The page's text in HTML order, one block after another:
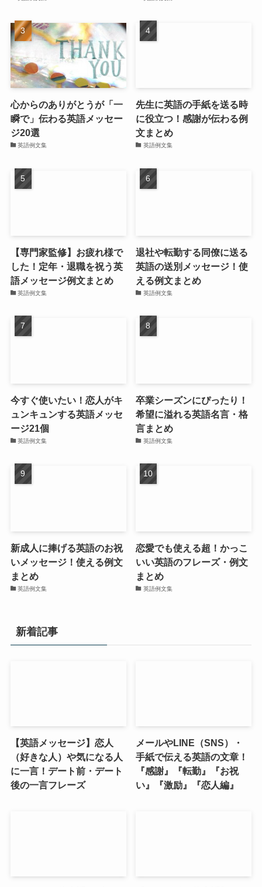
心からのありがとうが「一
瞬で」伝わる英語メッセー
ジ20選
英語例文集
先生に英語の手紙を送る時
に役立つ！感謝が伝わる例
文まとめ
英語例文集
【専門家監修】お疲れ様で
した！定年・退職を祝う英
語メッセージ例文まとめ
英語例文集
退社や転勤する同僚に送る
英語の送別メッセージ！使
える例文まとめ
英語例文集
今すぐ使いたい！恋人がキ
ュンキュンする英語メッセ
ージ21個
英語例文集
卒業シーズンにぴったり！
希望に溢れる英語名言・格
言まとめ
英語例文集
新成人に捧げる英語のお祝
いメッセージ！使える例文
まとめ
英語例文集
恋愛でも使える超！かっこ
いい英語のフレーズ・例文
まとめ
英語例文集
新着記事
【英語メッセージ】恋人
（好きな人）や気になる人
に一言！デート前・デート
後の一言フレーズ
メールやLINE（SNS）・
手紙で伝える英語の文章！
『感謝』『転勤』『お祝
い』『激励』『恋人編』